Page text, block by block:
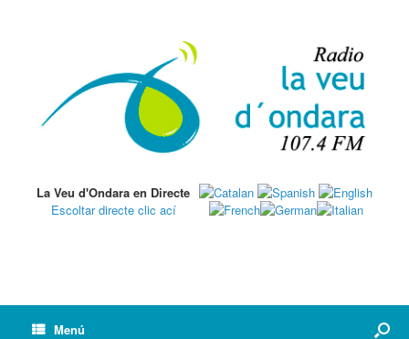
La Veu d'Ondara en Directe
Escoltar directe clic ací
Menú